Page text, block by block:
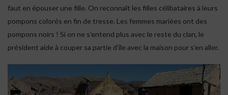
faut en épouser une fille. On reconnaît les filles célibataires à leurs
pompons colorés en fin de tresse. Les femmes mariées ont des
pompons noirs ! Si on ne s’entend plus avec le reste du clan, le
président aide à couper sa partie d’île avec la maison pour s’en aller.
vidéo